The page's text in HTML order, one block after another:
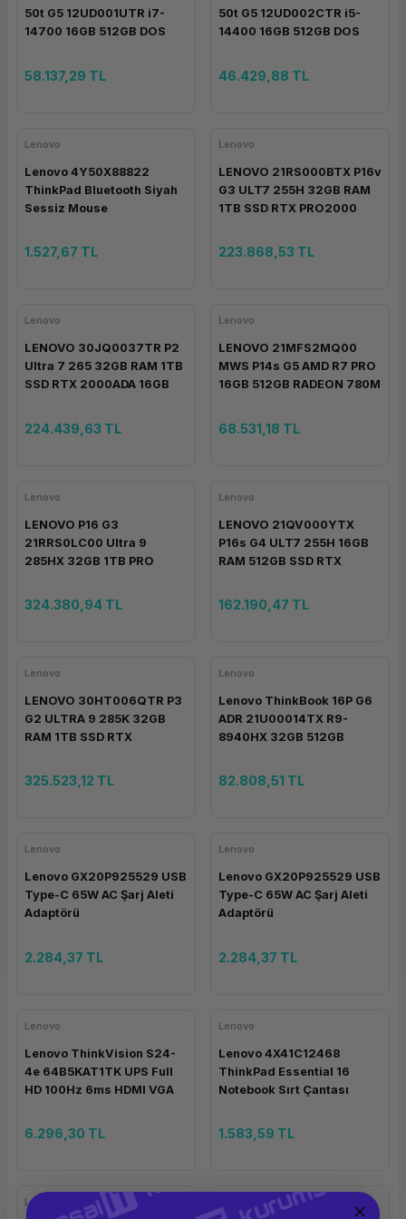
Bileşenleri
50t G5 12UD001UTR i7-
14700 16GB 512GB DOS
58.137,29 TL
50t G5 12UD002CTR i5-
14400 16GB 512GB DOS
46.429,88 TL
Lenovo
Lenovo 4Y50X88822
ThinkPad Bluetooth Siyah
Sessiz Mouse
1.527,67 TL
Lenovo
LENOVO 21RS000BTX P16v
G3 ULT7 255H 32GB RAM
1TB SSD RTX PRO2000
223.868,53 TL
Lenovo
LENOVO 30JQ0037TR P2
Ultra 7 265 32GB RAM 1TB
SSD RTX 2000ADA 16GB
224.439,63 TL
Lenovo
LENOVO 21MFS2MQ00
MWS P14s G5 AMD R7 PRO
16GB 512GB RADEON 780M
68.531,18 TL
Lenovo
LENOVO P16 G3
21RRS0LC00 Ultra 9
285HX 32GB 1TB PRO
324.380,94 TL
Lenovo
LENOVO 21QV000YTX
P16s G4 ULT7 255H 16GB
RAM 512GB SSD RTX
162.190,47 TL
Lenovo
LENOVO 30HT006QTR P3
G2 ULTRA 9 285K 32GB
RAM 1TB SSD RTX
325.523,12 TL
Lenovo
Lenovo ThinkBook 16P G6
ADR 21U00014TX R9-
8940HX 32GB 512GB
82.808,51 TL
Lenovo
Lenovo GX20P925529 USB
Type-C 65W AC Şarj Aleti
Adaptörü
2.284,37 TL
Lenovo
Lenovo GX20P925529 USB
Type-C 65W AC Şarj Aleti
Adaptörü
2.284,37 TL
Lenovo
Lenovo ThinkVision S24-
4e 64B5KAT1TK UPS Full
HD 100Hz 6ms HDMI VGA
6.296,30 TL
Lenovo
Lenovo 4X41C12468
ThinkPad Essential 16
Notebook Sırt Çantası
1.583,59 TL
Lenovo